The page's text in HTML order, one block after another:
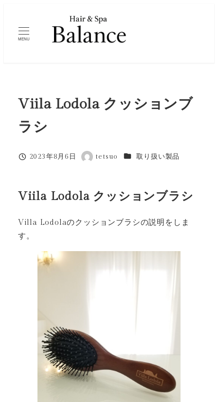
MENU
Viila Lodola クッションブ
ラシ
投稿日
2023年8月6日
著
tetsuo カテゴリー
取り扱い製品
Viila Lodola クッションブラシ
Villa Lodolaのクッションブラシの説明をしま
す。